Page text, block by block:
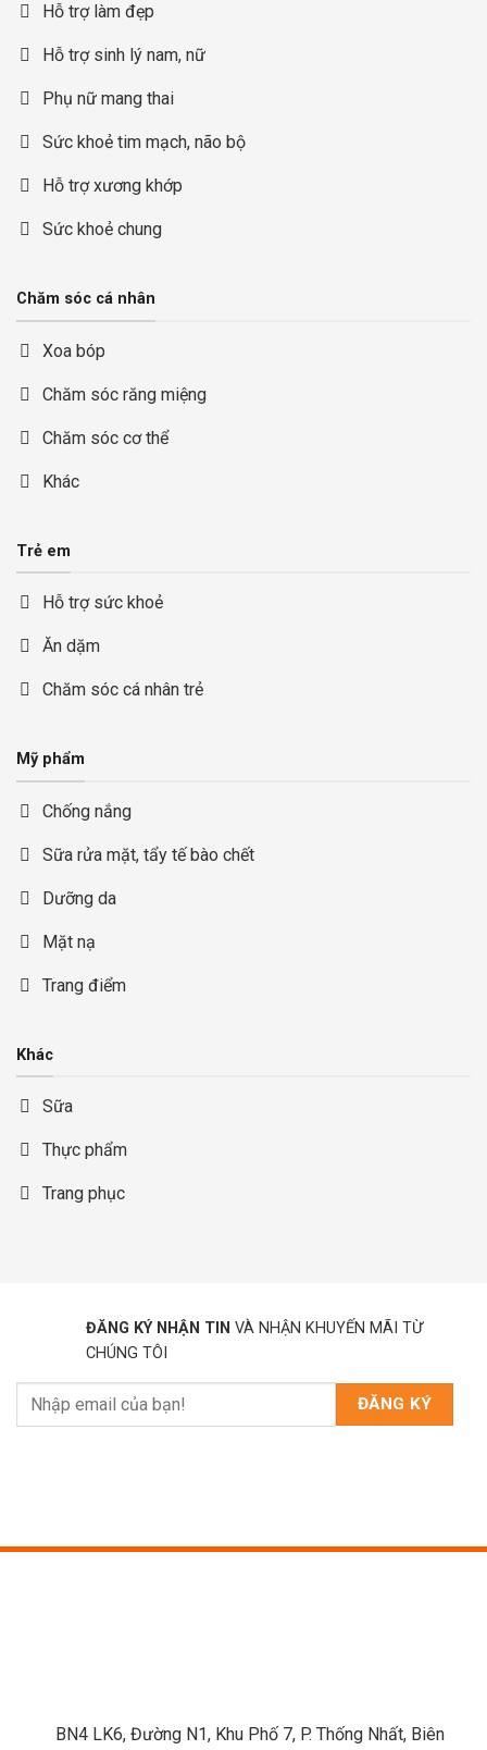
Hỗ trợ làm đẹp
Hỗ trợ sinh lý nam, nữ
Phụ nữ mang thai
Sức khoẻ tim mạch, não bộ
Hỗ trợ xương khớp
Sức khoẻ chung
Chăm sóc cá nhân
Xoa bóp
Chăm sóc răng miệng
Chăm sóc cơ thể
Khác
Trẻ em
Hỗ trợ sức khoẻ
Ăn dặm
Chăm sóc cá nhân trẻ
Mỹ phẩm
Chống nắng
Sữa rửa mặt, tẩy tế bào chết
Dưỡng da
Mặt nạ
Trang điểm
Khác
Sữa
Thực phẩm
Trang phục
ĐĂNG KÝ NHẬN TIN VÀ NHẬN KHUYẾN MÃI TỪ
CHÚNG TÔI
BN4 LK6, Đường N1, Khu Phố 7, P. Thống Nhất, Biên